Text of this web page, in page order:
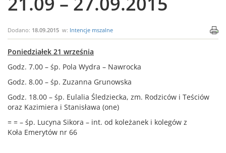
Dodano: 18.09.2015 w: Intencje mszalne
Poniedziałek 21 września
Godz. 7.00 – śp. Pola Wydra – Nawrocka
Godz. 8.00 – śp. Zuzanna Grunowska
Godz. 18.00 – śp. Eulalia Śledziecka, zm. Rodziców i Teściów
oraz Kazimiera i Stanisława (one)
= = – śp. Lucyna Sikora – int. od koleżanek i kolegów z
Koła Emerytów nr 66